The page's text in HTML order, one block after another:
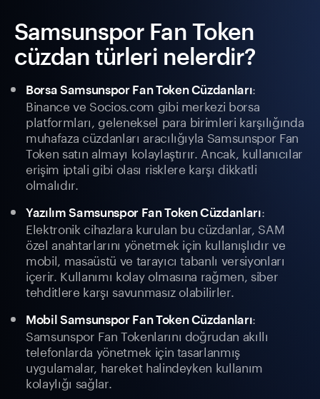
Samsunspor Fan Token
cüzdan türleri nelerdir?
Borsa Samsunspor Fan Token Cüzdanları:
Binance ve Socios.com gibi merkezi borsa
platformları, geleneksel para birimleri karşılığında
muhafaza cüzdanları aracılığıyla Samsunspor Fan
Token satın almayı kolaylaştırır. Ancak, kullanıcılar
erişim iptali gibi olası risklere karşı dikkatli
olmalıdır.
Yazılım Samsunspor Fan Token Cüzdanları:
Elektronik cihazlara kurulan bu cüzdanlar, SAM
özel anahtarlarını yönetmek için kullanışlıdır ve
mobil, masaüstü ve tarayıcı tabanlı versiyonları
içerir. Kullanımı kolay olmasına rağmen, siber
tehditlere karşı savunmasız olabilirler.
Mobil Samsunspor Fan Token Cüzdanları:
Samsunspor Fan Tokenlarını doğrudan akıllı
telefonlarda yönetmek için tasarlanmış
uygulamalar, hareket halindeyken kullanım
kolaylığı sağlar.